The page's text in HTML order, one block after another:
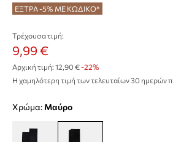
ΕΞΤΡΑ -5% ΜΕ ΚΩΔΙΚΟ*
Τρέχουσα τιμή:
9,99 €
Αρχική τιμή: 12,90 €-22%
Η χαμηλότερη τιμή των τελευταίων 30 ημερών
Χρώμα: μαύρο